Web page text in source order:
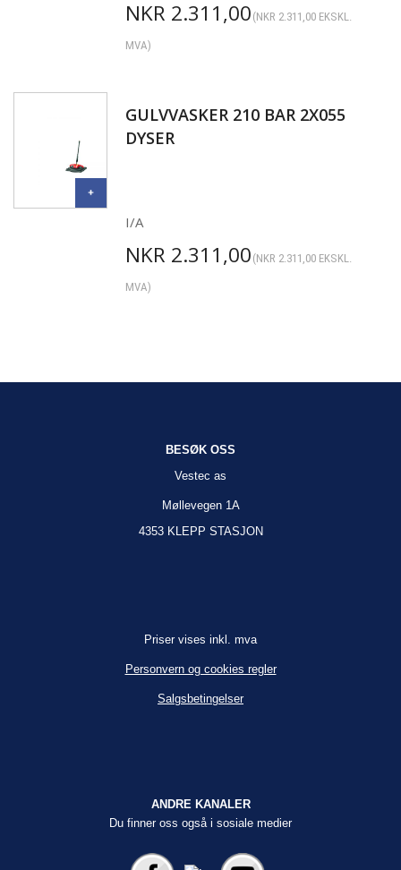
NKR 2.311,00 (NKR 2.311,00EKSKL.
MVA)
GULVVASKER 210 BAR 2X055
DYSER
I/A
NKR 2.311,00 (NKR 2.311,00EKSKL.
MVA)
BESØK OSS
Vestec as
Møllevegen 1A
4353 KLEPP STASJON
Priser vises inkl. mva
Personvern og cookies regler
Salgsbetingelser
ANDRE KANALER
Du finner oss også i sosiale medier